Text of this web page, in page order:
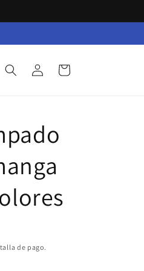
Iniciar
sesión
Carrito
de pago.